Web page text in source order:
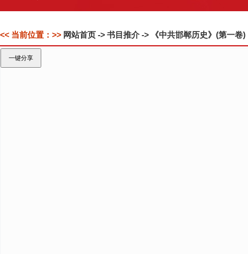
<< 当前位置：>> 网站首页 -> 书目推介 -> 《中共邯郸历史》(第一卷)
一键分享